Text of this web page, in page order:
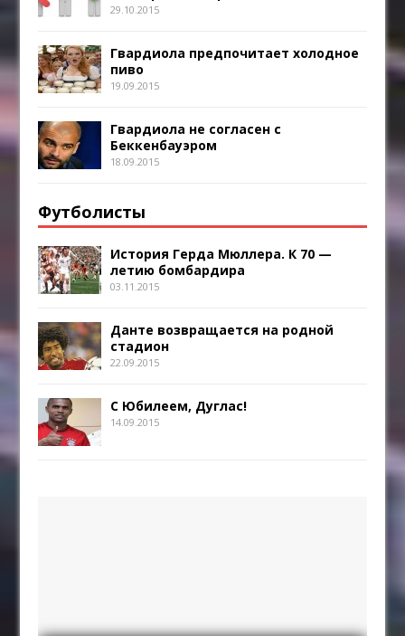
29.10.2015
Гвардиола предпочитает холодное
пиво
19.09.2015
Гвардиола не согласен с
Беккенбауэром
18.09.2015
Футболисты
История Герда Мюллера. К 70 —
летию бомбардира
03.11.2015
Данте возвращается на родной
стадион
22.09.2015
С Юбилеем, Дуглас!
14.09.2015